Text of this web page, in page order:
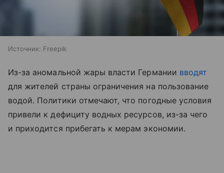
Источник: Freepik
Из-за аномальной жары власти Германии вводят
для жителей страны ограничения на пользование
водой. Политики отмечают, что погодные условия
привели к дефициту водных ресурсов, из-за чего
и приходится прибегать к мерам экономии.